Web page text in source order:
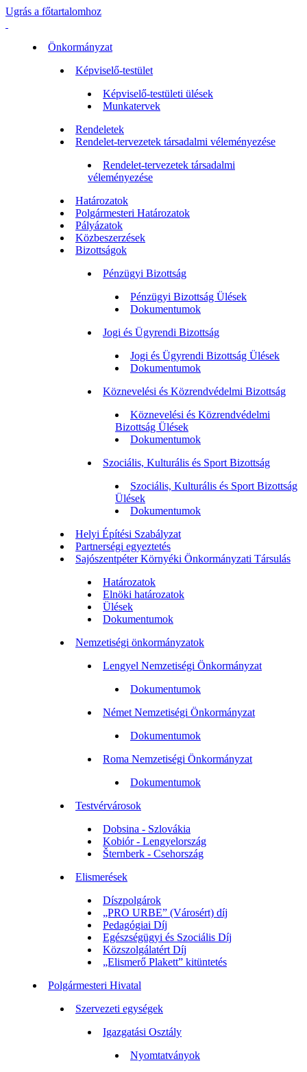
Ugrás a főtartalomhoz
Önkormányzat
Képviselő-testület
Képviselő-testületi ülések
Munkatervek
Rendeletek
Rendelet-tervezetek társadalmi véleményezése
Rendelet-tervezetek társadalmi
véleményezése
Határozatok
Polgármesteri Határozatok
Pályázatok
Közbeszerzések
Bizottságok
Pénzügyi Bizottság
Pénzügyi Bizottság Ülések
Dokumentumok
Jogi és Ügyrendi Bizottság
Jogi és Ügyrendi Bizottság Ülések
Dokumentumok
Köznevelési és Közrendvédelmi Bizottság
Köznevelési és Közrendvédelmi
Bizottság Ülések
Dokumentumok
Szociális, Kulturális és Sport Bizottság
Szociális, Kulturális és Sport Bizottság
Ülések
Dokumentumok
Helyi Építési Szabályzat
Partnerségi egyeztetés
Sajószentpéter Környéki Önkormányzati Társulás
Határozatok
Elnöki határozatok
Ülések
Dokumentumok
Nemzetiségi önkormányzatok
Lengyel Nemzetiségi Önkormányzat
Dokumentumok
Német Nemzetiségi Önkormányzat
Dokumentumok
Roma Nemzetiségi Önkormányzat
Dokumentumok
Testvérvárosok
Dobsina - Szlovákia
Kobiór - Lengyelország
Šternberk - Csehország
Elismerések
Díszpolgárok
„PRO URBE” (Városért) díj
Pedagógiai Díj
Egészségügyi és Szociális Díj
Közszolgálatért Díj
„Elismerő Plakett” kitüntetés
Polgármesteri Hivatal
Szervezeti egységek
Igazgatási Osztály
Nyomtatványok